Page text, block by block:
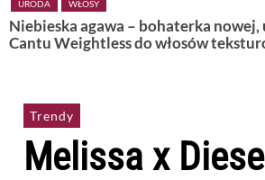
URODA WŁOSY
Niebieska agawa – bohaterka
Cantu Weightless do włosów
Trendy
Melissa x Diesel